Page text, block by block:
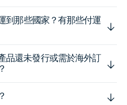
到那些國家？有那些付運
品還未發行或需於海外訂